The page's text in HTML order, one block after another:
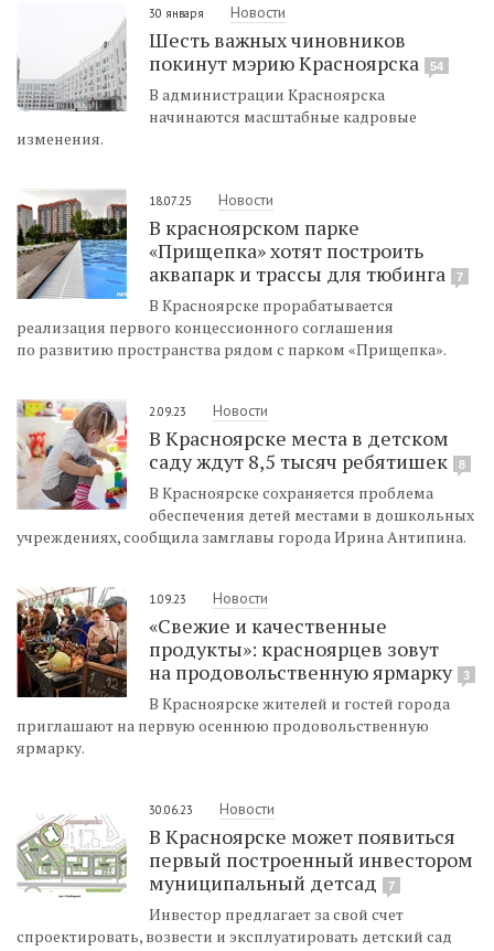
30 января Новости
Шесть важных чиновников
покинут мэрию Красноярска
54
В администрации Красноярска
начинаются масштабные кадровые
изменения.
18.07.25 Новости
В красноярском парке
«Прищепка» хотят построить
аквапарк и трассы для тюбинга
7
В Красноярске прорабатывается
реализация первого концессионного соглашения
по развитию пространства рядом с парком «Прищепка».
2.09.23 Новости
В Красноярске места в детском
саду ждут 8,5 тысяч ребятишек
8
В Красноярске сохраняется проблема
обеспечения детей местами в дошкольных
учреждениях, сообщила замглавы города Ирина Антипина.
1.09.23 Новости
«Свежие и качественные
продукты»: красноярцев зовут
на продовольственную ярмарку
3
В Красноярске жителей и гостей города
приглашают на первую осеннюю продовольственную
ярмарку.
30.06.23 Новости
В Красноярске может появиться
первый построенный инвестором
муниципальный детсад
7
Инвестор предлагает за свой счет
спроектировать, возвести и эксплуатировать детский сад